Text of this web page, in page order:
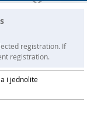
registration. If
registration.
i jednolite